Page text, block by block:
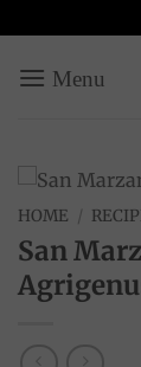
to
content
HOME /
San